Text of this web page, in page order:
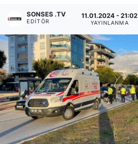
SONSES .TV
EDITÖR
11.01.2024 - 21:02
YAYINLANMA
MAGAZİN
SAĞLIK
Siyaset
YEREL HABER
Haberde insan
Tanıtım
Son Dakika Haberleri
Haber Arşivi